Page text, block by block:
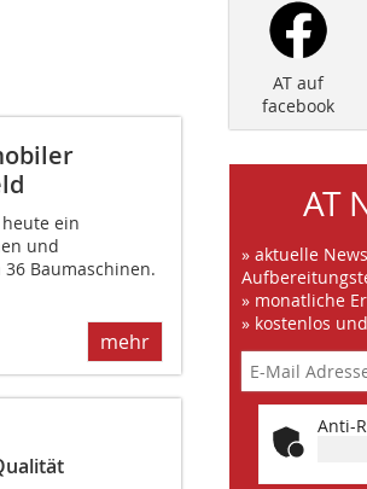
ein
und
Baumaschinen.
mehr
AT auf
facebook
AT
» aktuelle
» monatliche
» kostenlos
Anti-